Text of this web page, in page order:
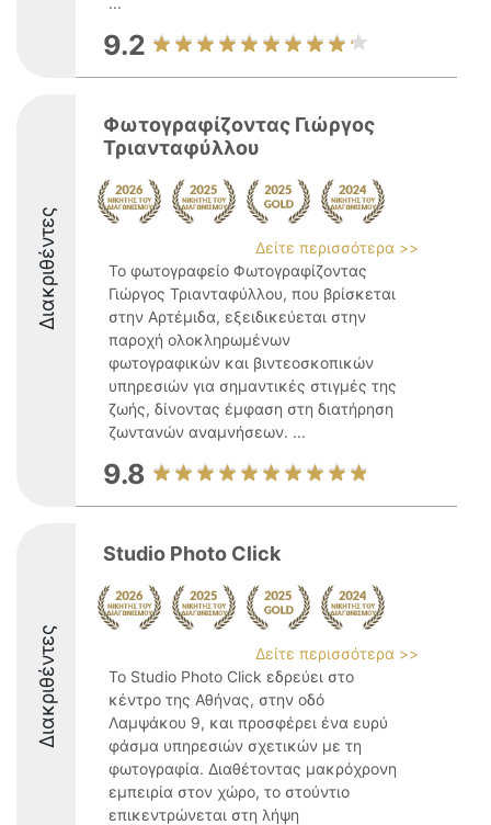
9.2
Διακριθέντες
Φωτογραφίζοντας Γιώργος
Τριανταφύλλου
Δείτε περισσότερα >>
Το φωτογραφείο Φωτογραφίζοντας
Γιώργος Τριανταφύλλου, που βρίσκεται
στην Αρτέμιδα, εξειδικεύεται στην
παροχή ολοκληρωμένων
φωτογραφικών και βιντεοσκοπικών
υπηρεσιών για σημαντικές στιγμές της
ζωής, δίνοντας έμφαση στη διατήρηση
ζωντανών αναμνήσεων. ...
9.8
Διακριθέντες
Studio Photo Click
Δείτε περισσότερα >>
Το Studio Photo Click εδρεύει στο
κέντρο της Αθήνας, στην οδό
Λαμψάκου 9, και προσφέρει ένα ευρύ
φάσμα υπηρεσιών σχετικών με τη
φωτογραφία. Διαθέτοντας μακρόχρονη
εμπειρία στον χώρο, το στούντιο
επικεντρώνεται στη λήψη